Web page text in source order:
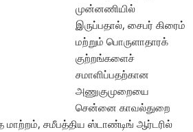
முன்னணியில்
இருப்பதால், சைபர் கிரைம்
மற்றும் பொருளாதாரக்
குற்றங்களைச்
சமாளிப்பதற்கான
அணுகுமுறையை
சென்னை காவல்துறை
மாற்றம், சமீபத்திய ஸ்டாண்டிங் ஆர்டரில்